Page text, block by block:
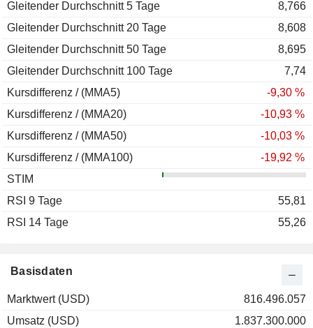
Basisdaten
Marktwert (USD)
816.496.057
Umsatz (USD)
1.837.300.000
Gleitender Durchschnitt 5 Tage
8,766
Gleitender Durchschnitt 20 Tage
8,608
Gleitender Durchschnitt 50 Tage
8,695
Gleitender Durchschnitt 100 Tage
7,74
Kursdifferenz / (MMA5)
-9,30 %
Kursdifferenz / (MMA20)
-10,93 %
Kursdifferenz / (MMA50)
-10,03 %
Kursdifferenz / (MMA100)
-19,92 %
STIM
RSI 9 Tage
55,81
RSI 14 Tage
55,26
2011
-34,12 %